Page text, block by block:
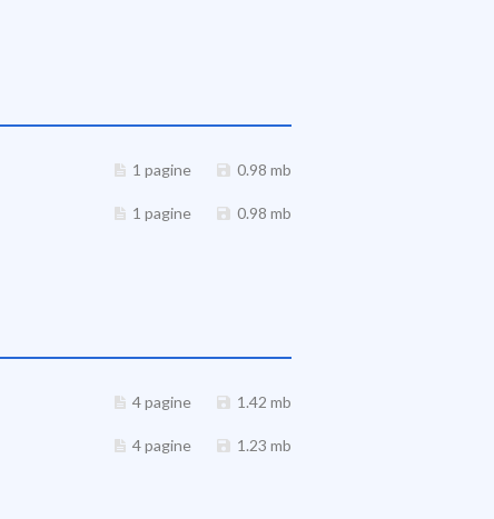
1 pagine 0.98 mb
1 pagine 0.98 mb
4 pagine 1.42 mb
4 pagine 1.23 mb